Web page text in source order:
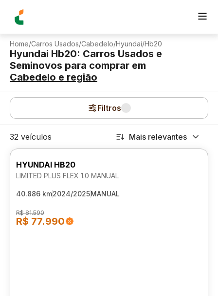
Home/Carros Usados/Cabedelo/Hyundai/Hb20
Hyundai Hb20: Carros Usados e
Seminovos para comprar em
Cabedelo e região
Filtros
32 veículos Mais relevantes
HYUNDAI HB20
LIMITED PLUS FLEX 1.0 MANUAL
40.886 km2024/2025MANUAL
R$ 81.590
R$ 77.990